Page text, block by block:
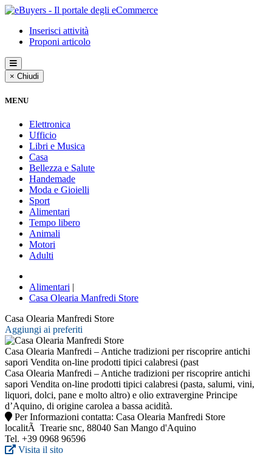
Inserisci attività
Proponi articolo
× Chiudi
MENU
Elettronica
Ufficio
Libri e Musica
Casa
Bellezza e Salute
Handemade
Moda e Gioielli
Sport
Alimentari
Tempo libero
Animali
Motori
Adulti
Alimentari |
Casa Olearia Manfredi Store
Casa Olearia Manfredi Store
Aggiungi ai preferiti
Casa Olearia Manfredi – Antiche tradizioni per riscoprire antichi
sapori Vendita on-line prodotti tipici calabresi (past
Casa Olearia Manfredi – Antiche tradizioni per riscoprire antichi
sapori Vendita on-line prodotti tipici calabresi (pasta, salumi, vini,
liquori, dolci, pane e molto altro) e olio extravergine Principe
d’Aquino, di origine carolea a bassa acidità.
Per Informazioni contatta: Casa Olearia Manfredi Store
localitÃ Trearie snc, 88040 San Mango d'Aquino
Tel. +39 0968 96596
Visita il sito